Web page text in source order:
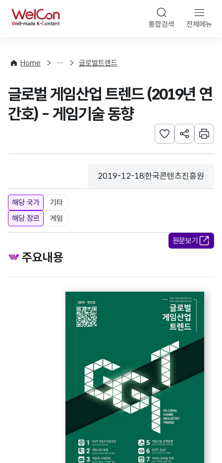
WelCon 통합검색 전체메뉴
Home
향
계
글로벌트렌드
글로벌 게임산업 트렌드 (2019년 연
간호) - 게임기술 동향
관심사 등록하기
URL 공유하
인쇄
등록일
2019-12-18
수집기관
한국콘텐츠진흥원
해당 국가
기타
해당 장르
게임
원문보기
주요내용